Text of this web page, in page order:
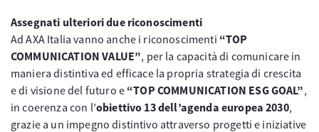
Assegnati ulteriori due riconoscimenti
Ad AXA Italia vanno anche i riconoscimenti “TOP
COMMUNICATION VALUE”, per la capacità di comunicare in
maniera distintiva ed efficace la propria strategia di crescita
e di visione del futuro e “TOP COMMUNICATION ESG GOAL”,
in coerenza con l’obiettivo 13 dell’agenda europea 2030,
grazie a un impegno distintivo attraverso progetti e iniziative